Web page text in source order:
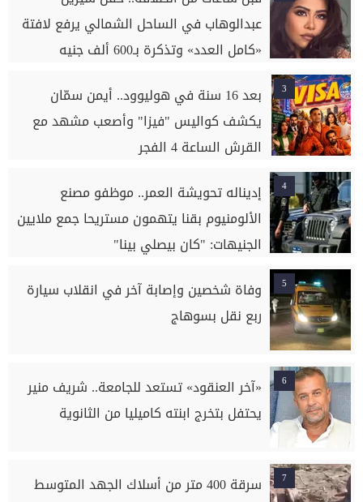
عبدالوهاب في الساحل الشمالي يرفع لافتة
«كامل العدد» وتذكرة بـ600 ألف جنيه
3
بعد 16 سنة في هوليوود.. أيمن سمّان
يكشف كواليس "فيزا" وأصعب مشهد مع
القرش الساعة 4 الفجر
4
إديناله تحويشة العمر.. موظفو مصنع
الألومنيوم بقنا يتهمون مستريحا جمع ملايين
الجنيهات: "كان بيصلي بينا"
5
وفاة شخصين وإصابة آخر في انقلاب سيارة
ربع نقل بسوهاج
6
«آخر العنقود» تستعد للجامعة.. شريف منير
يحتفل بتخرج ابنته كاميليا من الثانوية
7
سرقة 400 متر من أسلاك الجهد المتوسط